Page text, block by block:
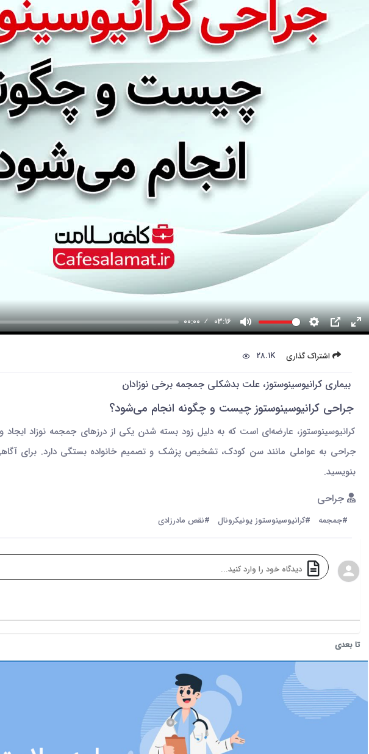
00:00 03:16
اشتراک گذاری 28.1K
بیماری کرانیوسینوستوز، علت بدشکلی جمجمه برخی نوزادان
جراحی کرانیوسینوستوز چیست و چگونه انجام می‌شود؟
کرانیوسینوستوز، عارضه‌ای است که به دلیل زود بسته شدن یکی از درزهای جمجمه نوزاد
جراحی به عواملی مانند سن کودک، تشخیص پزشک و تصمیم خانواده بستگی دارد. برای آگاهی
بنویسید.
جراحی
#جمجمه #کرانیوسینوستوز یونیکرونال #نقص‌ مادرزادی
تا بعدی